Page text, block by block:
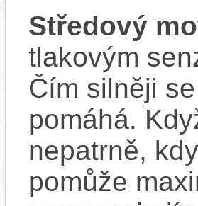
Středový
tlakovým
Čím silněji
pomáhá.
nepatrně,
pomůže